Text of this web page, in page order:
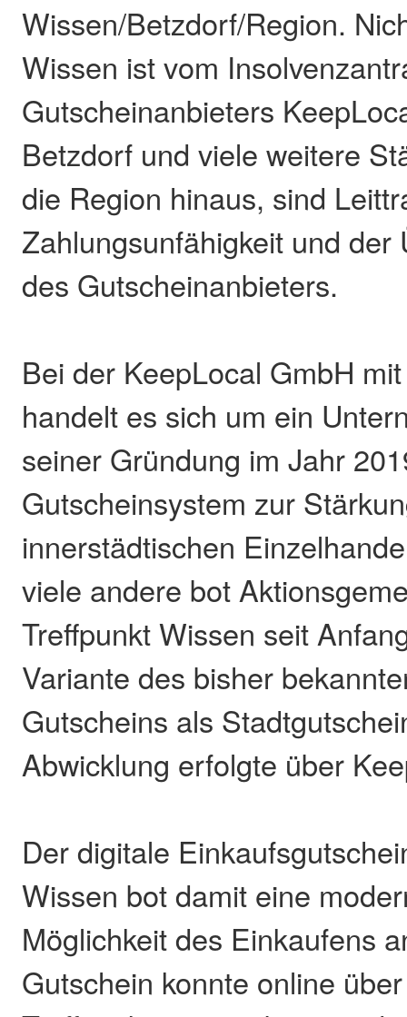
Wissen/Betzdorf/Region.
Wissen ist vom
Gutscheinanbieters
Betzdorf und viele weitere
die Region hinaus, sind
Zahlungsunfähigkeit und der
des Gutscheinanbieters.
Bei der KeepLocal GmbH
handelt es sich um ein
seiner Gründung im Jahr
Gutscheinsystem zur
innerstädtischen
viele andere bot
Treffpunkt Wissen seit
Variante des bisher
Gutscheins als
Abwicklung erfolgte über
Der digitale
Wissen bot damit eine
Möglichkeit des Einkaufens
Gutschein konnte online